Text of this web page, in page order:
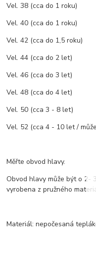
Vel. 38 (cca do 1 roku)
Vel. 40 (cca do 1 roku)
Vel. 42 (cca do 1,5 roku)
Vel. 44 (cca do 2 let)
Vel. 46 (cca do 3 let)
Vel. 48 (cca do 4 let)
Vel. 50 (cca 3 - 8 let)
Vel. 52 (cca 4 - 10 let /
Měřte obvod hlavy.
Obvod hlavy může být o 2-
vyrobena z pružného
Materiál: nepočesaná